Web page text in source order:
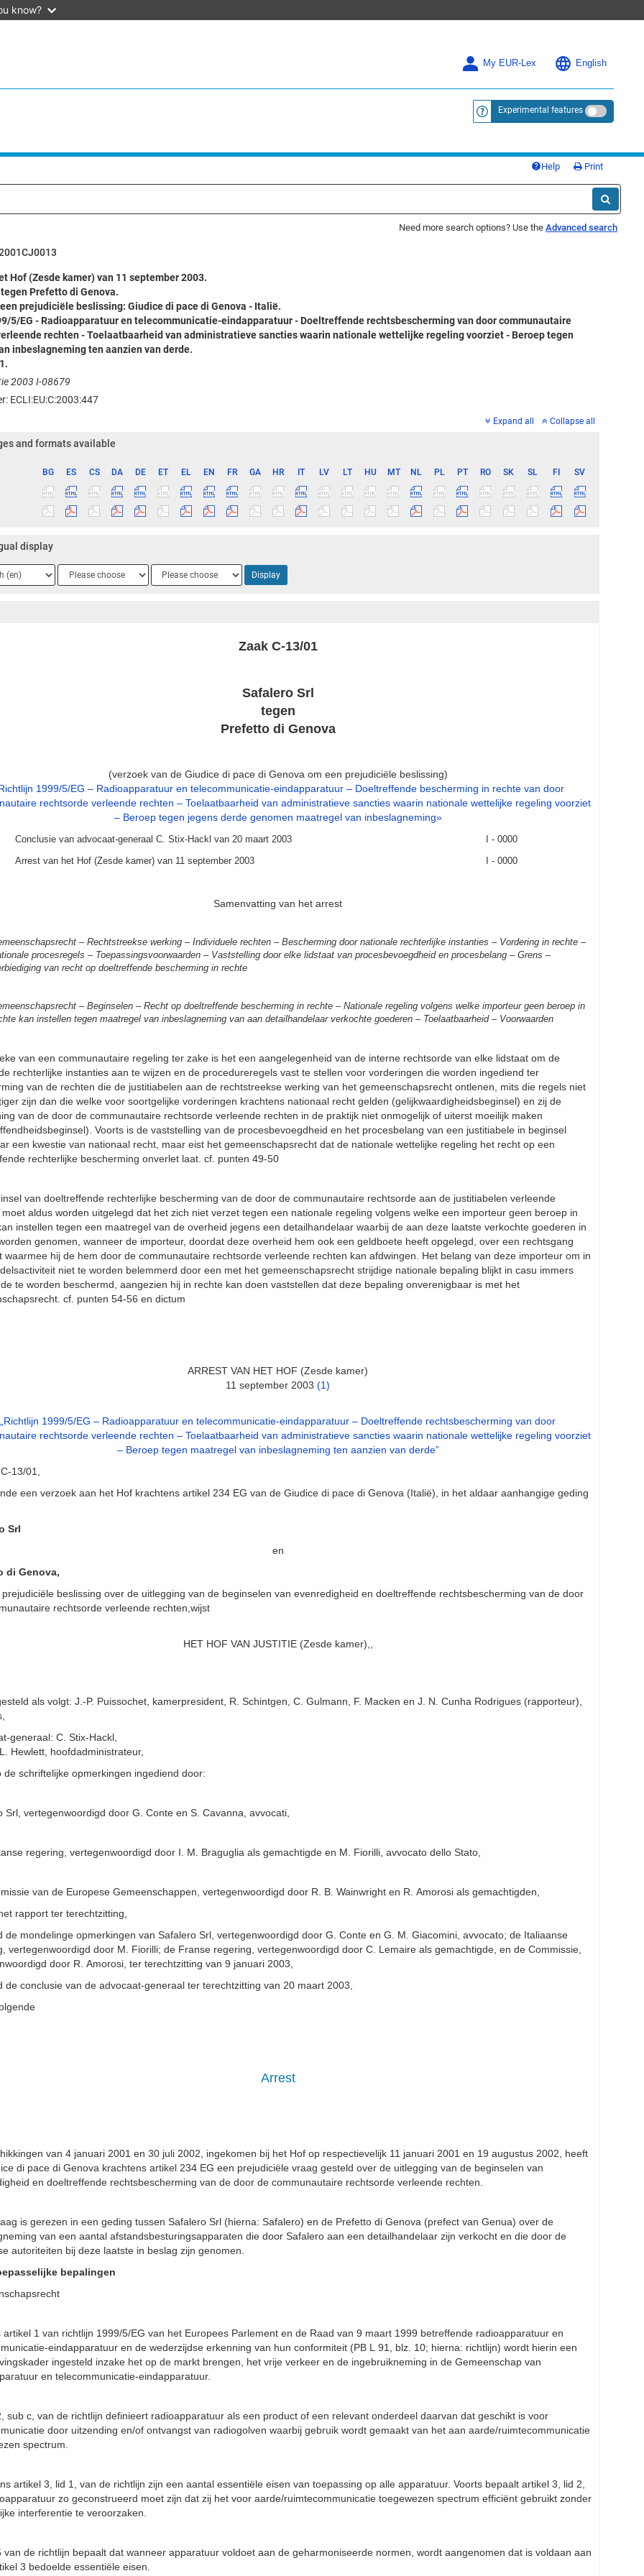
know?
My EUR-Lex English
<a href="https://eur-lex.europa.eu/
Experimental features
Help Print
Need more search options? Use the Advanced search
Hof (Zesde kamer) van 11 september 2003.
Prefetto di Genova.
prejudiciële beslissing: Giudice di pace di Genova - Italië.
5/EG - Radioapparatuur en telecommunicatie-eindapparatuur - Doeltreffende rechtsbescherming van door communautaire
rechten - Toelaatbaarheid van administratieve sancties waarin nationale wettelijke regeling voorziet - Beroep tegen
inbeslagneming ten aanzien van derde.
2003 I-08679
ECLI:EU:C:2003:447
Expand all Collapse all
and formats available
BG ES CS DA DE ET EL EN FR GA HR IT LV LT HU MT NL PL PT RO SK SL FI
SV
display
Language
2
Language
3
Display
Zaak C-13/01
Safalero Srl
tegen
Prefetto di Genova
(verzoek van de Giudice di pace di Genova om een prejudiciële beslissing)
1999/5/EG – Radioapparatuur en telecommunicatie-eindapparatuur – Doeltreffende bescherming in rechte van door
rechtsorde verleende rechten – Toelaatbaarheid van administratieve sancties waarin nationale wettelijke regeling voorziet
– Beroep tegen jegens derde genomen maatregel van inbeslagneming»
Conclusie van advocaat-generaal C. Stix-Hackl van 20 maart 2003
I - 0000
Arrest van het Hof (Zesde kamer) van 11 september 2003
I - 0000
Samenvatting van het arrest
– Rechtstreekse werking – Individuele rechten – Bescherming door nationale rechterlijke instanties – Vordering in rechte –
procesregels – Toepassingsvoorwaarden – Vaststelling door elke lidstaat van procesbevoegdheid en procesbelang – Grens –
van recht op doeltreffende bescherming in rechte
– Beginselen – Recht op doeltreffende bescherming in rechte – Nationale regeling volgens welke importeur geen beroep in
kan instellen tegen maatregel van inbeslagneming van aan detailhandelaar verkochte goederen – Toelaatbaarheid – Voorwaarden
van een communautaire regeling ter zake is het een aangelegenheid van de interne rechtsorde van elke lidstaat om de
rechterlijke instanties aan te wijzen en de procedureregels vast te stellen voor vorderingen die worden ingediend ter
van de rechten die de justitiabelen aan de rechtstreekse werking van het gemeenschapsrecht ontlenen, mits die regels niet
zijn dan die welke voor soortgelijke vorderingen krachtens nationaal recht gelden (gelijkwaardigheidsbeginsel) en zij de
van de door de communautaire rechtsorde verleende rechten in de praktijk niet onmogelijk of uiterst moeilijk maken
Voorts is de vaststelling van de procesbevoegdheid en het procesbelang van een justitiabele in beginsel
een kwestie van nationaal recht, maar eist het gemeenschapsrecht dat de nationale wettelijke regeling het recht op een
rechterlijke bescherming onverlet laat. cf. punten 49-50
van doeltreffende rechterlijke bescherming van de door de communautaire rechtsorde aan de justitiabelen verleende
moet aldus worden uitgelegd dat het zich niet verzet tegen een nationale regeling volgens welke een importeur geen beroep in
instellen tegen een maatregel van de overheid jegens een detailhandelaar waarbij de aan deze laatste verkochte goederen in
genomen, wanneer de importeur, doordat deze overheid hem ook een geldboete heeft opgelegd, over een rechtsgang
waarmee hij de hem door de communautaire rechtsorde verleende rechten kan afdwingen. Het belang van deze importeur om in
niet te worden belemmerd door een met het gemeenschapsrecht strijdige nationale bepaling blijkt in casu immers
te worden beschermd, aangezien hij in rechte kan doen vaststellen dat deze bepaling onverenigbaar is met het
cf. punten 54-56 en dictum
ARREST VAN HET HOF (Zesde kamer)
11 september 2003(1)
„Richtlijn 1999/5/EG – Radioapparatuur en telecommunicatie-eindapparatuur – Doeltreffende rechtsbescherming van door
rechtsorde verleende rechten – Toelaatbaarheid van administratieve sancties waarin nationale wettelijke regeling voorziet
– Beroep tegen maatregel van inbeslagneming ten aanzien van derde”
13/01,
een verzoek aan het Hof krachtens artikel 234 EG van de Giudice di pace di Genova (Italië), in het aldaar aanhangige geding
Srl
en
di Genova,
beslissing over de uitlegging van de beginselen van evenredigheid en doeltreffende rechtsbescherming van de door
rechtsorde verleende rechten,wijst
HET HOF VAN JUSTITIE (Zesde kamer),,
als volgt: J.-P. Puissochet, kamerpresident, R. Schintgen, C. Gulmann, F. Macken en J. N. Cunha Rodrigues (rapporteur),
generaal: C. Stix-Hackl,
Hewlett, hoofdadministrateur,
de schriftelijke opmerkingen ingediend door:
Srl, vertegenwoordigd door G. Conte en S. Cavanna, avvocati,
regering, vertegenwoordigd door I. M. Braguglia als gemachtigde en M. Fiorilli, avvocato dello Stato,
van de Europese Gemeenschappen, vertegenwoordigd door R. B. Wainwright en R. Amorosi als gemachtigden,
rapport ter terechtzitting,
de mondelinge opmerkingen van Safalero Srl, vertegenwoordigd door G. Conte en G. M. Giacomini, avvocato; de Italiaanse
vertegenwoordigd door M. Fiorilli; de Franse regering, vertegenwoordigd door C. Lemaire als gemachtigde, en de Commissie,
door R. Amorosi, ter terechtzitting van 9 januari 2003,
de conclusie van de advocaat-generaal ter terechtzitting van 20 maart 2003,
Arrest
van 4 januari 2001 en 30 juli 2002, ingekomen bij het Hof op respectievelijk 11 januari 2001 en 19 augustus 2002, heeft
di pace di Genova krachtens artikel 234 EG een prejudiciële vraag gesteld over de uitlegging van de beginselen van
en doeltreffende rechtsbescherming van de door de communautaire rechtsorde verleende rechten.
is gerezen in een geding tussen Safalero Srl (hierna: Safalero) en de Prefetto di Genova (prefect van Genua) over de
van een aantal afstandsbesturingsapparaten die door Safalero aan een detailhandelaar zijn verkocht en die door de
autoriteiten bij deze laatste in beslag zijn genomen.
bepalingen
artikel 1 van richtlijn 1999/5/EG van het Europees Parlement en de Raad van 9 maart 1999 betreffende radioapparatuur en
eindapparatuur en de wederzijdse erkenning van hun conformiteit (PB L 91, blz. 10; hierna: richtlijn) wordt hierin een
ingesteld inzake het op de markt brengen, het vrije verkeer en de ingebruikneming in de Gemeenschap van
en telecommunicatie-eindapparatuur.
sub c, van de richtlijn definieert radioapparatuur als een product of een relevant onderdeel daarvan dat geschikt is voor
door uitzending en/of ontvangst van radiogolven waarbij gebruik wordt gemaakt van het aan aarde/ruimtecommunicatie
spectrum.
artikel 3, lid 1, van de richtlijn zijn een aantal essentiële eisen van toepassing op alle apparatuur. Voorts bepaalt artikel 3, lid 2,
zo geconstrueerd moet zijn dat zij het voor aarde/ruimtecommunicatie toegewezen spectrum efficiënt gebruikt zonder
interferentie te veroorzaken.
van de richtlijn bepaalt dat wanneer apparatuur voldoet aan de geharmoniseerde normen, wordt aangenomen dat is voldaan aan
3 bedoelde essentiële eisen.